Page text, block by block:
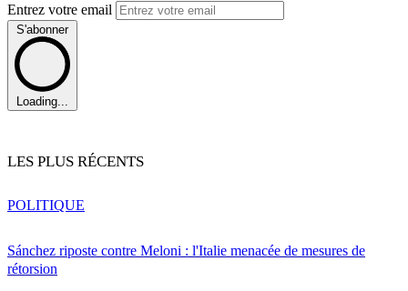
Entrez votre email
S'abonner
Loading...
LES PLUS RÉCENTS
Sánchez riposte contre Meloni : l'Italie menacée de mesures de
rétorsion
POLITIQUE